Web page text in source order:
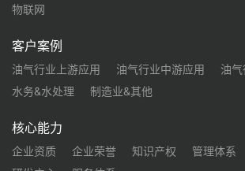
物联网
客户案例
油气行业上游应用 油气行业中游应用
油
水务&水处理
制造业&其他
核心能力
企业资质 企业荣誉 知识产权 管理体系